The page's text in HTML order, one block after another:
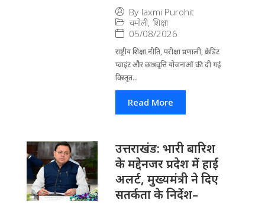
By laxmi Purohit
चमोली, शिक्षा
05/08/2026
राष्ट्रीय शिक्षा नीति, परीक्षा प्रणाली, क्रेडिट
प्वाइंट और छात्रवृत्ति योजनाओं की दी गई
विस्तृत...
Read More
उत्तराखंड: भारी बारिश
के मद्देनजर प्रदेश में हाई
अलर्ट, मुख्यमंत्री ने दिए
सतर्कता के निर्देश–